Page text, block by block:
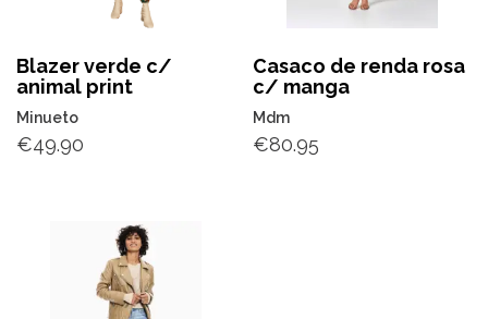
Blazer verde c/
animal print
Minueto
€49.90
Casaco de renda rosa
c/ manga
Mdm
€80.95